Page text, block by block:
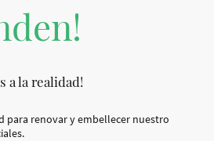
a la realidad!
para renovar y embellecer nuestro